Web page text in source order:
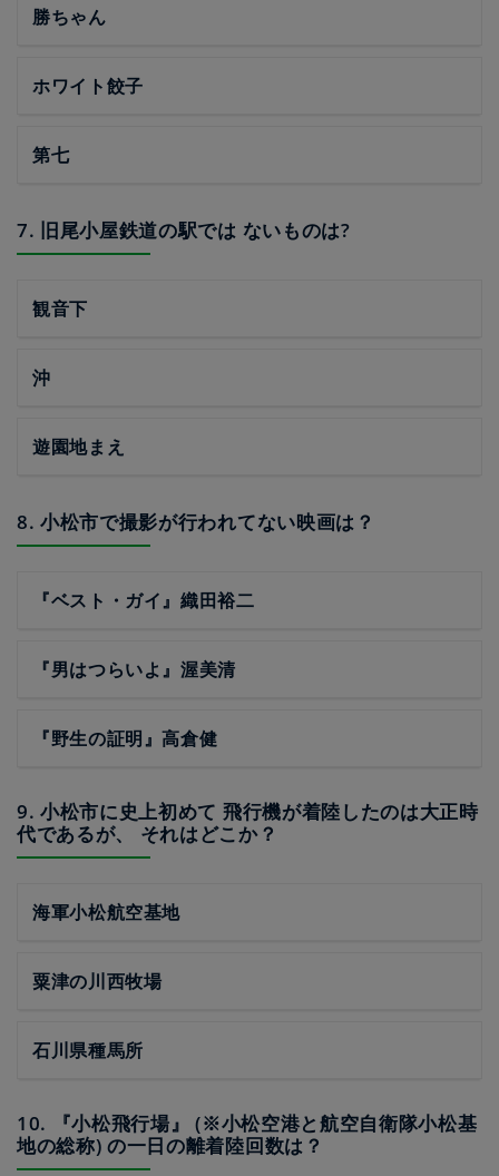
勝ちゃん
ホワイト餃子
第七
7. 旧尾小屋鉄道の駅では ないものは?
観音下
沖
遊園地まえ
8. 小松市で撮影が行われてない映画は？
『ベスト・ガイ』織田裕二
『男はつらいよ』渥美清
『野生の証明』高倉健
9. 小松市に史上初めて 飛行機が着陸したのは大正時
代であるが、 それはどこか？
海軍小松航空基地
粟津の川西牧場
石川県種馬所
10. 『小松飛行場』 (※小松空港と航空自衛隊小松基
地の総称) の一日の離着陸回数は？